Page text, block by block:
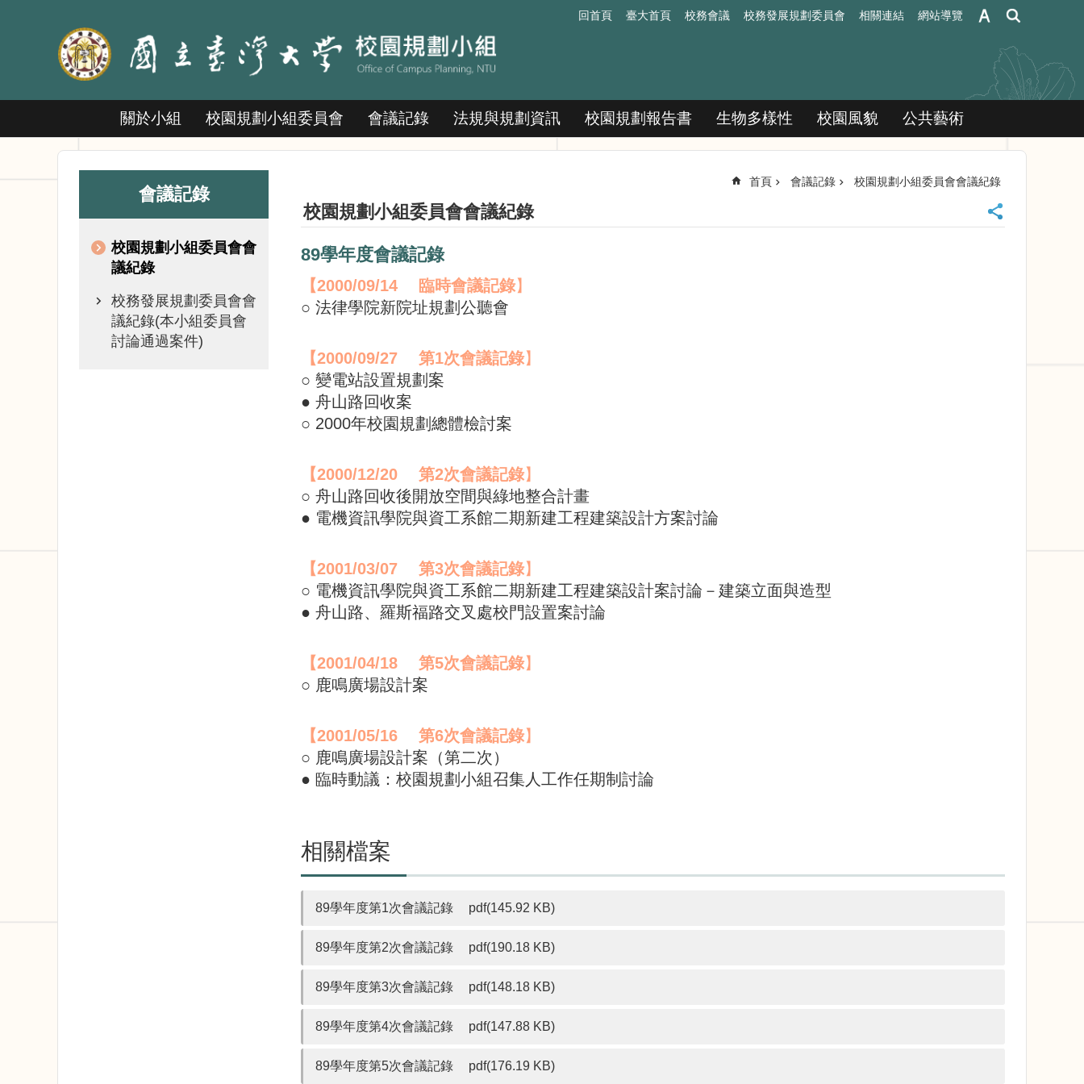
回首頁 臺大首頁 校務會議 校務發展規劃委員會 相關連結 網站導覽
關於小組 校園規劃小組委員會 會議記錄 法規與規劃資訊 校園規劃報告書 生物多樣性 校園風貌 公共藝術
會議記錄
校園規劃小組委員會會
議紀錄
校務發展規劃委員會會
議紀錄(本小組委員會
討論通過案件)
首頁 會議記錄 校園規劃小組委員會會議紀錄
校園規劃小組委員會會議紀錄
89學年度會議記錄
【2000/09/14 臨時會議記錄】
○ 法律學院新院址規劃公聽會
【2000/09/27 第1次會議記錄】
○ 變電站設置規劃案
● 舟山路回收案
○ 2000年校園規劃總體檢討案
【2000/12/20 第2次會議記錄】
○ 舟山路回收後開放空間與綠地整合計畫
● 電機資訊學院與資工系館二期新建工程建築設計方案討論
【2001/03/07 第3次會議記錄】
○ 電機資訊學院與資工系館二期新建工程建築設計案討論－建築立面與造型
● 舟山路、羅斯福路交叉處校門設置案討論
【2001/04/18 第5次會議記錄】
○ 鹿鳴廣場設計案
【2001/05/16 第6次會議記錄】
○ 鹿鳴廣場設計案（第二次）
● 臨時動議：校園規劃小組召集人工作任期制討論
相關檔案
89學年度第1次會議記錄 pdf(145.92 KB)
89學年度第2次會議記錄 pdf(190.18 KB)
89學年度第3次會議記錄 pdf(148.18 KB)
89學年度第4次會議記錄 pdf(147.88 KB)
89學年度第5次會議記錄 pdf(176.19 KB)